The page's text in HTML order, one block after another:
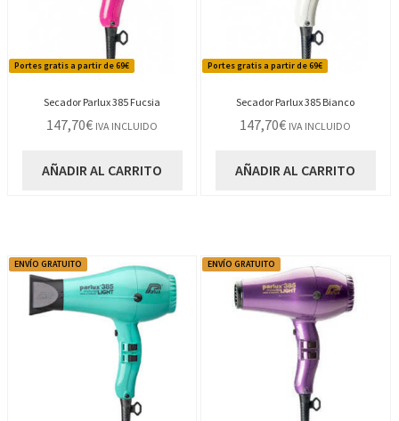
Portes gratis a partir de 69€
Secador Parlux 385 Fucsia
147,70€ IVA INCLUIDO
AÑADIR AL CARRITO
Portes gratis a partir de 69€
Secador Parlux 385 Bianco
147,70€ IVA INCLUIDO
AÑADIR AL CARRITO
ENVÍO GRATUITO ENVÍO GRATUITO